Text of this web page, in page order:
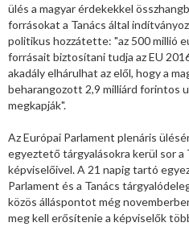
ülés a magyar érdekekkel
forrásokat a Tanács által
politikus hozzátette: "az 500 millió
forrásait biztosítani tudja az EU
akadály elhárulhat az elől, hogy a
beharangozott 2,9 milliárd forintos
megkapják".
Az Európai Parlament plenáris
egyeztető tárgyalásokra kerül sor a
képviselőivel. A 21 napig tartó
Parlament és a Tanács
közös álláspontot még
meg kell erősítenie a képviselők